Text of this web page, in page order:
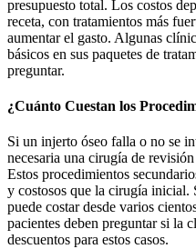
presupuesto total. Los costos
receta, con tratamientos más
aumentar el gasto. Algunas
básicos en sus paquetes de
preguntar.
¿Cuánto Cuestan los
Si un injerto óseo falla o no se
necesaria una cirugía de
Estos procedimientos
y costosos que la cirugía inicial.
puede costar desde varios
pacientes deben preguntar si la
descuentos para estos casos.